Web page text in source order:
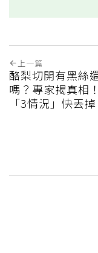
上一篇
酪梨切開有黑絲
嗎？專家揭真相
「3情況」快丟掉